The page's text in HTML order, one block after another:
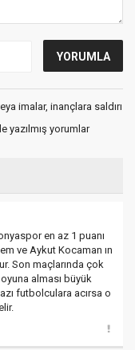
imalar, inançlara saldırı
yazılmış yorumlar
en az 1 puanı
ve Aykut Kocaman ın
Son maçlarında çok
alması büyük
futbolculara acırsa o